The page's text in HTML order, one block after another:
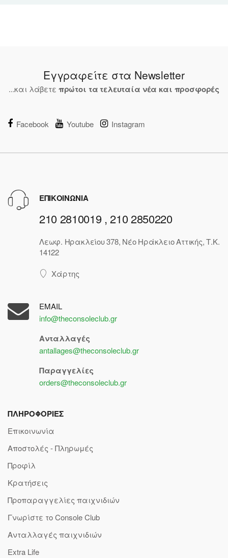
Εγγραφείτε στα Newsletter
...και λάβετε πρώτοι τα τελευταία νέα και προσφορές
Facebook Youtube Instagram
ΕΠΙΚΟΙΝΩΝΙΑ
210 2810019 , 210 2850220
Λεωφ. Ηρακλείου 378, Νέο Ηράκλειο Αττικής, Τ.Κ.
14122
Χάρτης
EMAIL
info@theconsoleclub.gr
Ανταλλαγές
antallages@theconsoleclub.gr
Παραγγελίες
orders@theconsoleclub.gr
ΠΛΗΡΟΦΟΡΙΕΣ
Επικοινωνία
Αποστολές - Πληρωμές
Προφίλ
Κρατήσεις
Προπαραγγελίες παιχνιδιών
Γνωρίστε το Console Club
Ανταλλαγές παιχνιδιών
Extra Life